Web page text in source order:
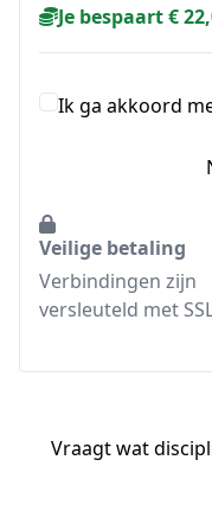
Je bespaart €
Ik ga akkoord
Veilige betaling
Verbindingen zijn
versleuteld met
Vraagt wat